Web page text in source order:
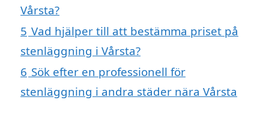
Vårsta?
5 Vad hjälper till att bestämma priset på
stenläggning i Vårsta?
6 Sök efter en professionell för
stenläggning i andra städer nära Vårsta